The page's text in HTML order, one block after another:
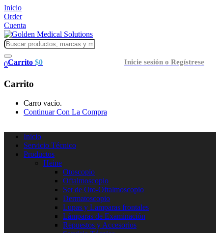
Inicio
Order
Cuenta
Inicie sesión o Regístrese
0Carrito $0
Carrito
Carro vacío.
Continuar Con La Compra
Inicio
Servicio Técnico
Productos
Heine
Otoscopio
Oftalmoscopio
Set de Oto-Oftalmoscopio
Dermatoscopio
Lupas y Lamparas frontales
Lámparas de Examinación
Repuestos y Accesorios